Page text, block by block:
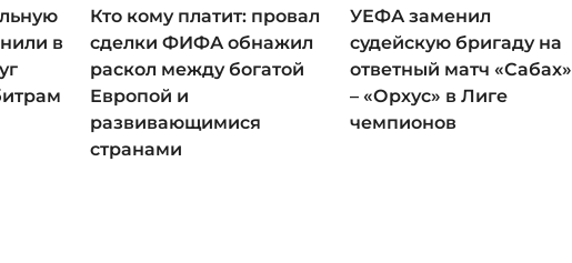
в
Кто кому платит: провал
сделки ФИФА обнажил
раскол между богатой
Европой и
развивающимися
странами
УЕФА заменил
судейскую бригаду на
ответный матч «Сабах»
– «Орхус» в Лиге
чемпионов